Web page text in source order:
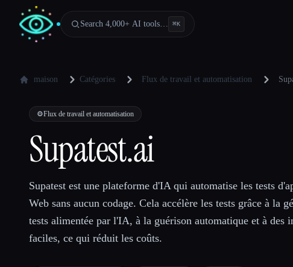
Search 4,000+ AI tools… ⌘K
maison Catégories Flux de travail et automatisation
⚙️Flux de travail et automatisation
Supatest.ai
Supatest est une plateforme d'IA qui automatise les tests
Web sans aucun codage. Cela accélère les tests grâce à la
tests alimentée par l'IA, à la guérison automatique et à des
faciles, ce qui réduit les coûts.